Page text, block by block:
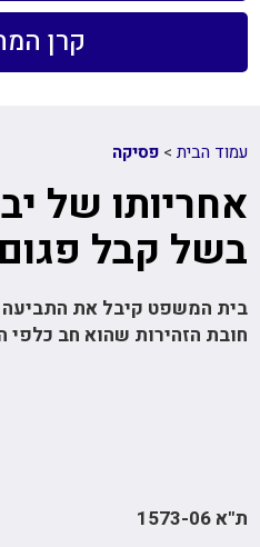
קרן
עמוד הבית >פסיקה
אחריותו של
בשל קבל פגום
בית המשפט קיבל את התביעה
חובת הזהירות שהוא חב כלפי
ת"א 1573-06